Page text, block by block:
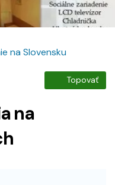
na Slovensku
Topovať
na